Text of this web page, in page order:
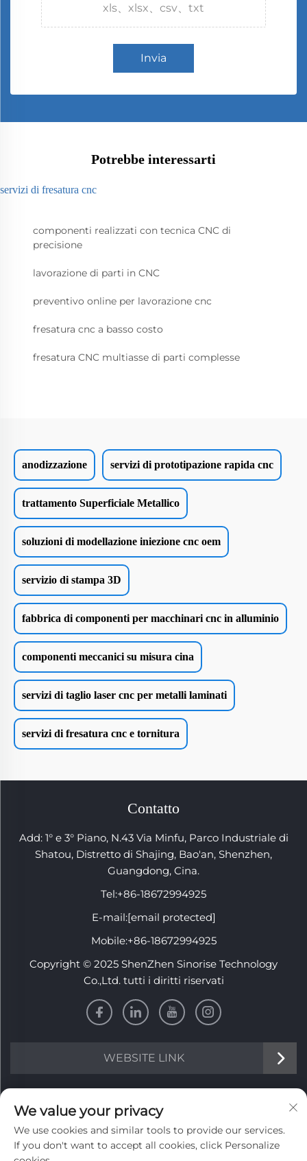
xls、xlsx、csv、txt
Invia
Potrebbe interessarti
servizi di fresatura cnc
componenti realizzati con tecnica CNC di
precisione
lavorazione di parti in CNC
preventivo online per lavorazione cnc
fresatura cnc a basso costo
fresatura CNC multiasse di parti complesse
anodizzazione servizi di prototipazione rapida cnc
trattamento Superficiale Metallico
soluzioni di modellazione iniezione cnc oem
servizio di stampa 3D
fabbrica di componenti per macchinari cnc in alluminio
componenti meccanici su misura cina
servizi di taglio laser cnc per metalli laminati
servizi di fresatura cnc e tornitura
Contatto
Add: 1° e 3° Piano, N.43 Via Minfu, Parco Industriale di
Shatou, Distretto di Shajing, Bao'an, Shenzhen,
Guangdong, Cina.
Tel:+86-18672994925
E-mail:[email protected]
Mobile:+86-18672994925
Copyright © 2025 ShenZhen Sinorise Technology
Co.,Ltd. tutti i diritti riservati
WEBSITE LINK
INFORMATION
Iscriviti per ricevere la nostra newsletter settimanale
We value your privacy
We use cookies and similar tools to provide our services.
If you don't want to accept all cookies, click Personalize